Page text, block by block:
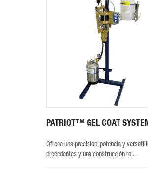
PATRIOT™ GEL COAT
Ofrece una precisión, potencia y
precedentes y una construcción ro...